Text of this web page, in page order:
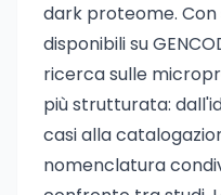
dark proteome.
disponibili su
ricerca sulle
più strutturata:
casi alla
nomenclatura